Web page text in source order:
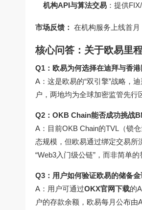
机构API与算法交易 ：提供
市场反馈： 在机构服务上线首月
核心问答：关于欧易里
Q1：欧易为何选择在迪拜与香
A：这是欧易的“双引擎”战略，
户，两地均为全球加密监管先行
Q2：OKB Chain能否成功挑战
A：目前OKB Chain的TVL（锁
态规模，但欧易通过绑定交易所
“Web3入门级公链”，而非简单的
Q3：用户如何验证欧易的储备金
A：用户可通过OKX官网下载的
户的存款余额，欧易每月公布